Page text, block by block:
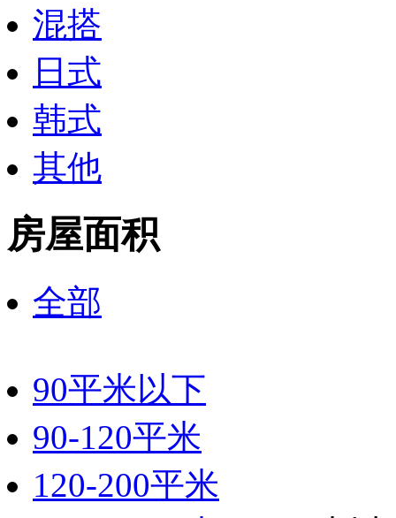
混搭
日式
韩式
其他
房屋面积
全部
90平米以下
90-120平米
120-200平米